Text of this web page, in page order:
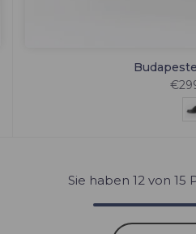
Sie haben 12 von 15